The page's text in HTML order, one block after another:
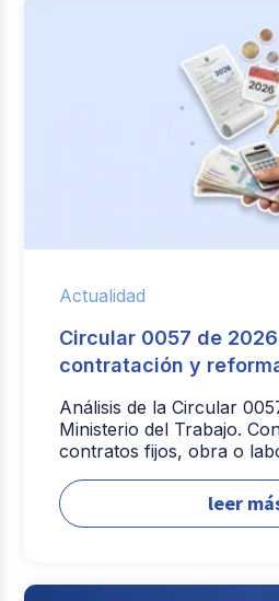
Actualidad
Circular 0057 de
contratación y
Análisis de la Circular
Ministerio del Trabajo.
contratos fijos, obra o
leer